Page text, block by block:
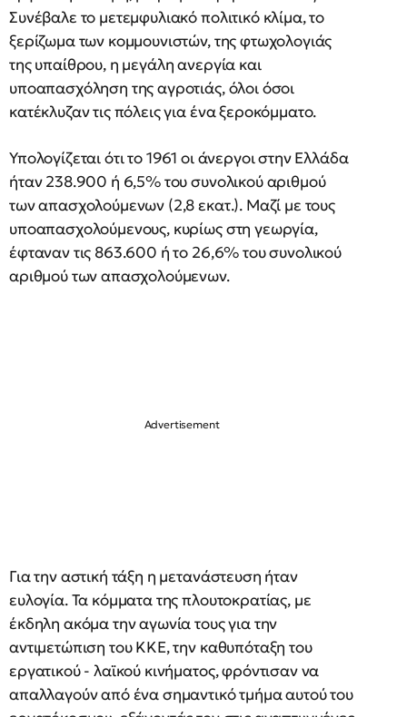
Συνέβαλε το μετεμφυλιακό πολιτικό κλίμα, το
ξερίζωμα των κομμουνιστών, της φτωχολογιάς
της υπαίθρου, η μεγάλη ανεργία και
υποαπασχόληση της αγροτιάς, όλοι όσοι
κατέκλυζαν τις πόλεις για ένα ξεροκόμματο.
Υπολογίζεται ότι το 1961 οι άνεργοι στην Ελλάδα
ήταν 238.900 ή 6,5% του συνολικού αριθμού
των απασχολούμενων (2,8 εκατ.). Μαζί με τους
υποαπασχολούμενους, κυρίως στη γεωργία,
έφταναν τις 863.600 ή το 26,6% του συνολικού
αριθμού των απασχολούμενων.
Για την αστική τάξη η μετανάστευση ήταν
ευλογία. Τα κόμματα της πλουτοκρατίας, με
έκδηλη ακόμα την αγωνία τους για την
αντιμετώπιση του ΚΚΕ, την καθυπόταξη του
εργατικού - λαϊκού κινήματος, φρόντισαν να
απαλλαγούν από ένα σημαντικό τμήμα αυτού του